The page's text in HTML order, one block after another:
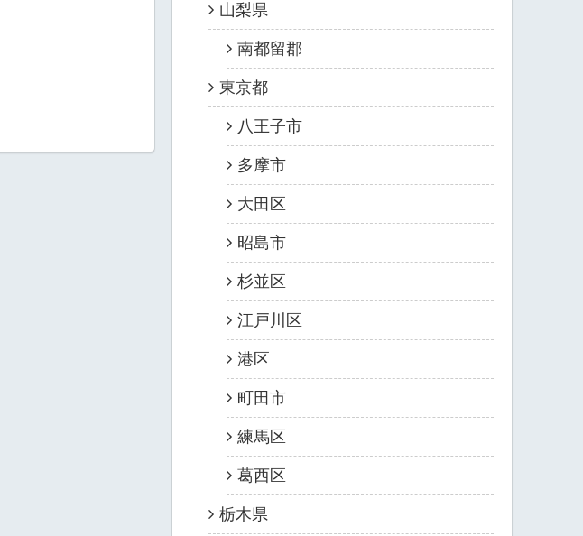
山梨県
南都留郡
東京都
八王子市
多摩市
大田区
昭島市
杉並区
江戸川区
港区
町田市
練馬区
葛西区
栃木県